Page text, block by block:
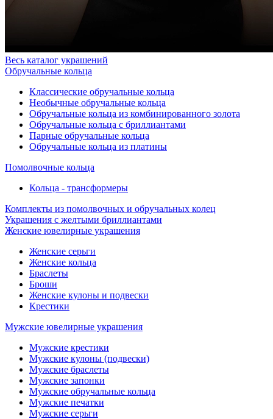
Весь каталог украшений
Обручальные кольца
Классические обручальные кольца
Необычные обручальные кольца
Обручальные кольца из комбинированного золота
Обручальные кольца с бриллиантами
Парные обручальные кольца
Обручальные кольца из платины
Помолвочные кольца
Кольца - трансформеры
Комплекты из помолвочных и обручальных колец
Украшения с желтыми бриллиантами
Женские ювелирные украшения
Женские серьги
Женские кольца
Браслеты
Броши
Женские кулоны и подвески
Крестики
Мужские ювелирные украшения
Мужские крестики
Мужские кулоны (подвески)
Мужские браслеты
Мужские запонки
Мужские обручальные кольца
Мужские печатки
Мужские серьги